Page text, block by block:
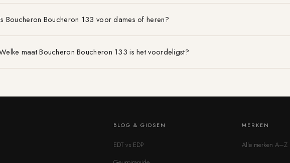
Boucheron Boucheron 133 voor dames of heren?
maat Boucheron Boucheron 133 is het voordeligst?
BLOG & GIDSEN
EDT vs EDP
MERKEN
Alle merken A–Z